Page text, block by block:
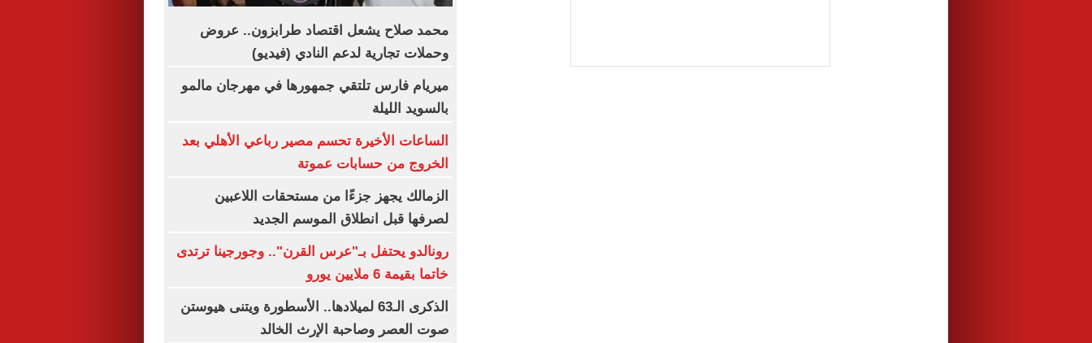
محمد صلاح يشعل اقتصاد طرابزون.. عروض
وحملات تجارية لدعم النادي (فيديو)
ميريام فارس تلتقي جمهورها في مهرجان مالمو
بالسويد الليلة
الساعات الأخيرة تحسم مصير رباعي الأهلي بعد
الخروج من حسابات عموتة
الزمالك يجهز جزءًا من مستحقات اللاعبين
لصرفها قبل انطلاق الموسم الجديد
رونالدو يحتفل بـ"عرس القرن".. وجورجينا ترتدى
خاتما بقيمة 6 ملايين يورو
الذكرى الـ63 لميلادها.. الأسطورة ويتنى هيوستن
صوت العصر وصاحبة الإرث الخالد